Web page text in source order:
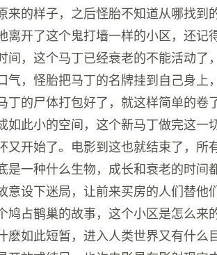
来的样子，之后怪胎不知道从哪找到
离开了这个鬼打墙一样的小区，还记
间，这个马丁已经衰老的不能活动了
气，怪胎把马丁的名牌挂到自己身上
丁的尸体打包好了，就这样简单的卷
如此小的空间，这个新马丁做完这一
又开始了。电影到这也就结束了，所
是一种什么生物，成长和衰老的时间
意设下迷局，让前来买房的人们替他
鸠占鹊巢的故事，这个小区是怎么来
麽如此短暂，进入人类世界又有什么